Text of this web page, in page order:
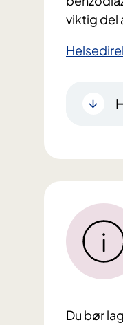
viktig del
Du bør